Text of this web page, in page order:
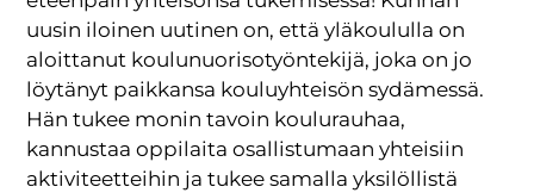
uusin iloinen uutinen on, että yläkoululla on
aloittanut koulunuorisotyöntekijä, joka on jo
löytänyt paikkansa kouluyhteisön sydämessä.
Hän tukee monin tavoin koulurauhaa,
kannustaa oppilaita osallistumaan yhteisiin
aktiviteetteihin ja tukee samalla yksilöllistä